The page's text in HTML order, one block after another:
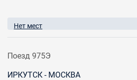
Нет мест
Поезд 975Э
ИРКУТСК - МОСКВА